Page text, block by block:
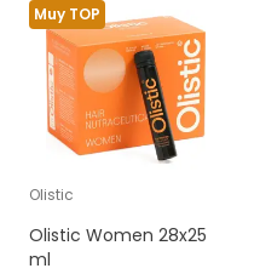
Muy TOP
Olistic
Olistic Women 28x25
ml